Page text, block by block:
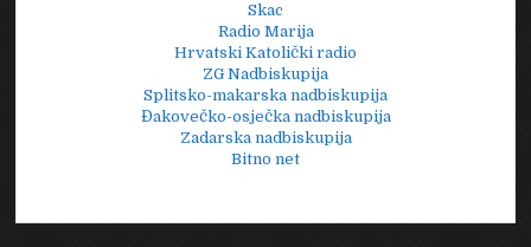
Skac
Radio Marija
Hrvatski Katolički radio
ZG Nadbiskupija
Splitsko-makarska nadbiskupija
Đakovečko-osječka nadbiskupija
Zadarska nadbiskupija
Bitno net